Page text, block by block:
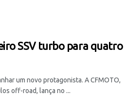
SSV turbo para quatro
um novo protagonista. A CFMOTO,
off-road, lança no ...